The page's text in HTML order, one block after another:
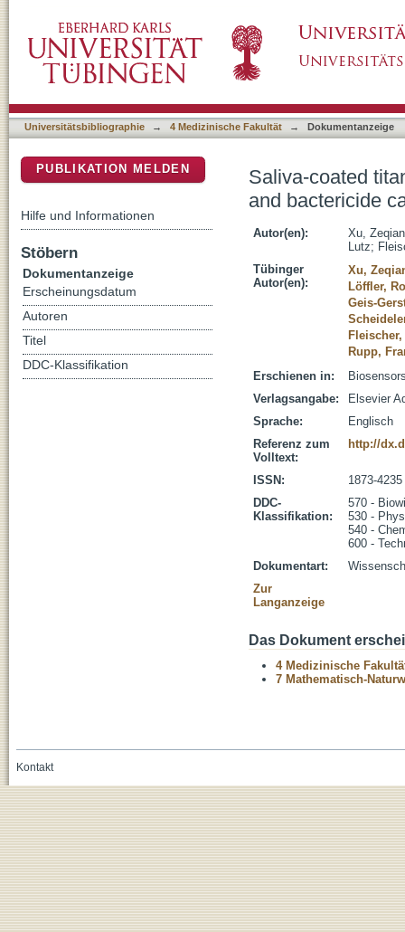
loading upon cell death
Universitätsbibliographie → 4 Medizinische Fakultät → Dokumentanzeige
Saliva-coated
and bactericide
Autor(en):
Xu, Zeqian
Lutz;
Tübinger
Autor(en):
Xu,
Löffler,
Geis-
Rupp,
Erschienen in:
Verlagsangabe:
Elsevier
Sprache:
Englisch
Referenz zum
Volltext:
http://
ISSN:
1873-4235
DDC-
Klassifikation:
570 -
530 -
540 -
600 -
Dokumentart:
Zur
Langanzeige
Das Dokument
4 Medizinische
7 Mathematisch-
PUBLIKATION MELDEN
Hilfe und Informationen
Stöbern
Dokumentanzeige
Erscheinungsdatum
Autoren
Titel
DDC-Klassifikation
Kontakt